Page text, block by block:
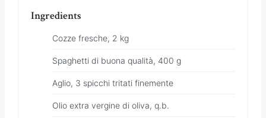
Ingredients
Cozze fresche, 2 kg
Spaghetti di buona qualità, 400 g
Aglio, 3 spicchi tritati finemente
Olio extra vergine di oliva, q.b.